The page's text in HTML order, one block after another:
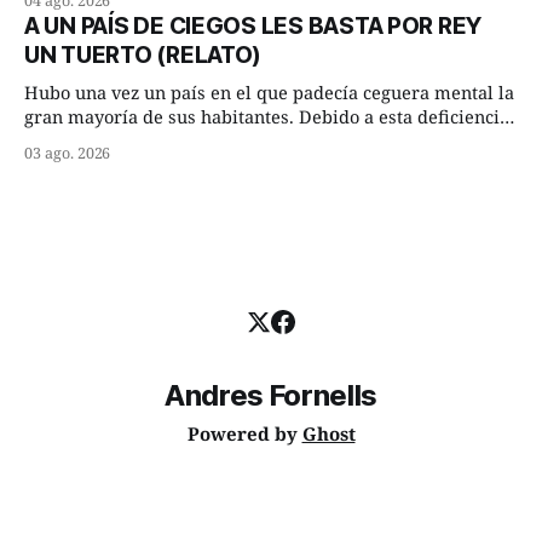
lugar del río que debía este nombre a la pronunciada
curva que la corriente fluvial presentaba en aquel punto.
Habían dispuesto que
A UN PAÍS DE CIEGOS LES BASTA POR REY
UN TUERTO (RELATO)
Hubo una vez un país en el que padecía ceguera mental la
gran mayoría de sus habitantes. Debido a esta deficiencia,
superiores en número a los que no padecían ninguna
03 ago. 2026
Andres Fornells
Powered by Ghost